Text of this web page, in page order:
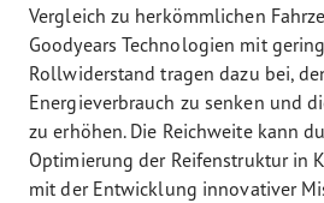
Vergleich zu herkömmlichen
Goodyears Technologien mit
Rollwiderstand tragen dazu bei,
Energieverbrauch zu senken und
zu erhöhen. Die Reichweite kann
Optimierung der Reifenstruktur in
mit der Entwicklung innovativer